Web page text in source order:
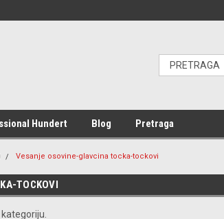
Hundert Blog Pretraga
Vesanje osovine-glavcina tocka-tockovi
TOCKOVI